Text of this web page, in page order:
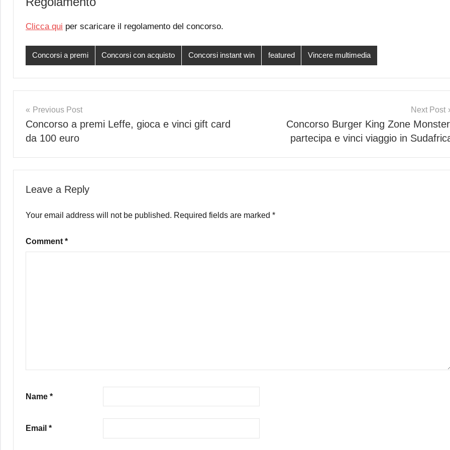
Clicca qui per scaricare il regolamento del concorso.
Concorsi a premi Concorsi con acquisto Concorsi instant win featured Vincere multimedia
Post
navigation
Previous Post
Concorso a premi Leffe, gioca e vinci gift card
da 100 euro
Next Post
Concorso Burger King Zone
partecipa e vinci viaggio in
Leave a Reply
Your email address will not be published. Required fields are marked *
Comment *
Name *
Email *